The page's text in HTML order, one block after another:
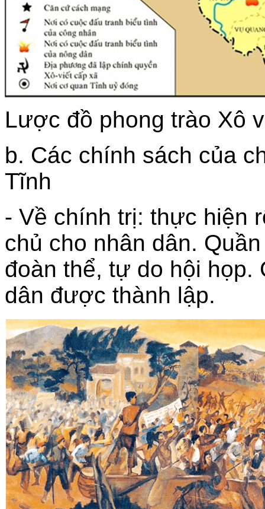
Lược đồ phong trào Xô
b. Các chính sách của
Tĩnh
- Về chính trị: thực hiện
chủ cho nhân dân.
đoàn thể, tự do hội họp.
dân được thành lập.